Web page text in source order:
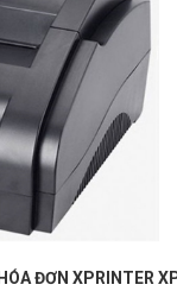
ĐƠN XPRINTER